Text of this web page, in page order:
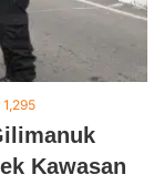
1,295
Kawasan